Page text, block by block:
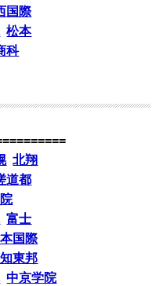
国際
松本
科
北翔
道都
富士
国際
東邦
中京学院